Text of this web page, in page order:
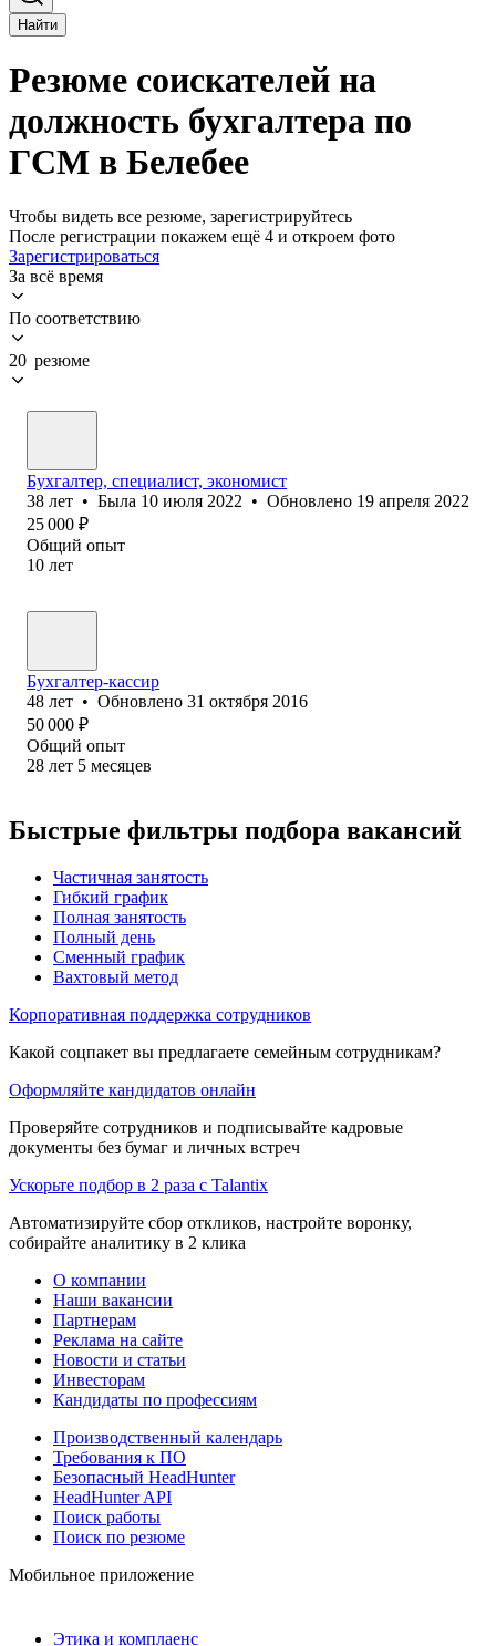
Найти
Резюме соискателей на
должность бухгалтера по
ГСМ в Белебее
Чтобы видеть все резюме, зарегистрируйтесь
После регистрации покажем ещё 4 и откроем фото
Зарегистрироваться
За всё время
По соответствию
20 резюме
Бухгалтер, специалист, экономист
38 лет • Была 10 июля 2022 • Обновлено 19 апреля 2022
25 000 ₽
Общий опыт
10 лет
Бухгалтер-кассир
48 лет • Обновлено 31 октября 2016
50 000 ₽
Общий опыт
28 лет 5 месяцев
Быстрые фильтры подбора вакансий
Частичная занятость
Гибкий график
Полная занятость
Полный день
Сменный график
Вахтовый метод
Корпоративная поддержка сотрудников
Какой соцпакет вы предлагаете семейным сотрудникам?
Оформляйте кандидатов онлайн
Проверяйте сотрудников и подписывайте кадровые
документы без бумаг и личных встреч
Ускорьте подбор в 2 раза с Talantix
Автоматизируйте сбор откликов, настройте воронку,
собирайте аналитику в 2 клика
О компании
Наши вакансии
Партнерам
Реклама на сайте
Новости и статьи
Инвесторам
Кандидаты по профессиям
Производственный календарь
Требования к ПО
Безопасный HeadHunter
HeadHunter API
Поиск работы
Поиск по резюме
Мобильное приложение
Этика и комплаенс